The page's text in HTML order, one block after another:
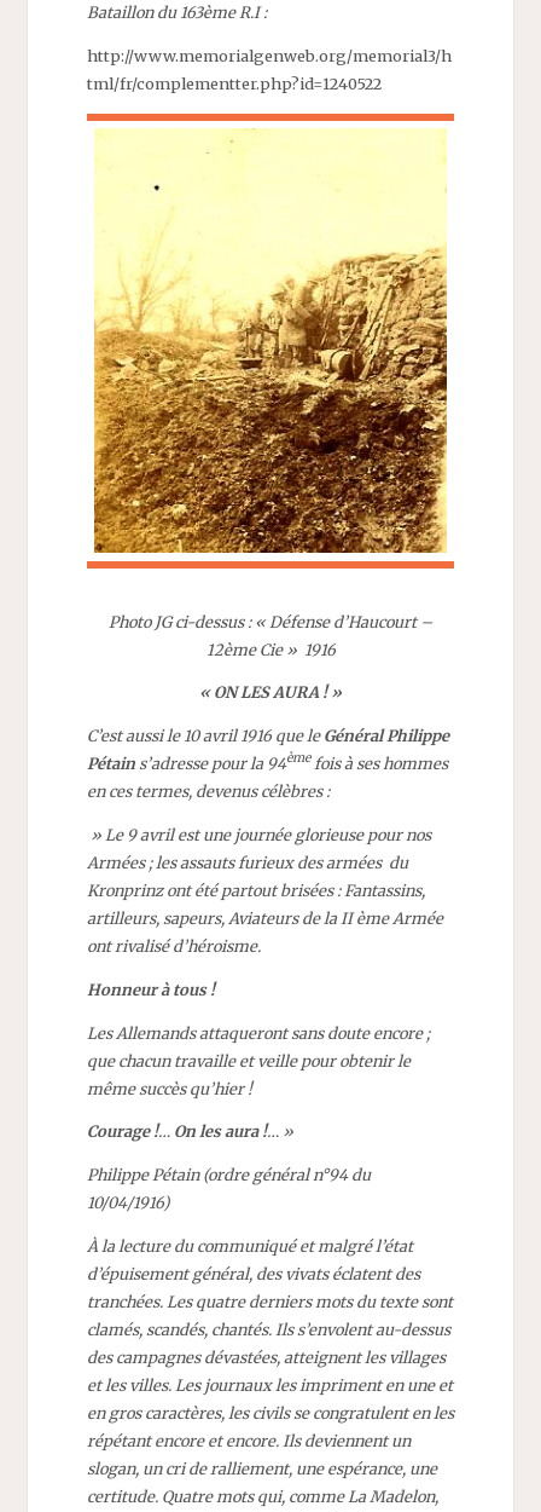
Bataillon du 163ème R.I :
http://www.memorialgenweb.org/memorial3/h
tml/fr/complementter.php?id=1240522
Photo JG ci-dessus : « Défense d’Haucourt –
12ème Cie » 1916
« ON LES AURA ! »
C’est aussi le 10 avril 1916 que leGénéral Philippe
Pétains’adresse pour la 94èmefois à ses hommes
en ces termes, devenus célèbres :
» Le 9 avril est une journée glorieuse pour nos
Armées ; les assauts furieux des armées du
Kronprinz ont été partout brisées : Fantassins,
artilleurs, sapeurs, Aviateurs de la II ème Armée
ont rivalisé d’héroisme.
Honneur à tous !
Les Allemands attaqueront sans doute encore ;
que chacun travaille et veille pour obtenir le
même succès qu’hier !
Courage !… On les aura !… »
Philippe Pétain (ordre général n°94 du
10/04/1916)
À la lecture du communiqué et malgré l’état
d’épuisement général, des vivats éclatent des
tranchées. Les quatre derniers mots du texte sont
clamés, scandés, chantés. Ils s’envolent au-dessus
des campagnes dévastées, atteignent les villages
et les villes. Les journaux les impriment en une et
en gros caractères, les civils se congratulent en les
répétant encore et encore. Ils deviennent un
slogan, un cri de ralliement, une espérance, une
certitude. Quatre mots qui, comme La Madelon,